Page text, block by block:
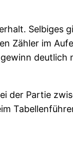
Selbiges
Zähler im
deutlich
der Partie